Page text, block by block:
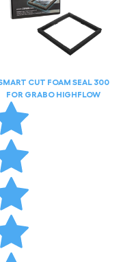
CUT FOAM SEAL 300
FOR GRABO HIGHFLOW